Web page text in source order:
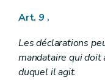
Art.9.
Les déclarations
mandataire qui
duquel il agit.